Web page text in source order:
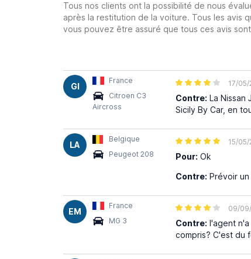
Tous nos clients ont la possibilité de nous
après la restitution de la voiture. Tous les avis
vous pouvez être assuré que tous ces avis
GI
France
Citroen C3
Aircross
17/
Contre: La Nissan
Sicily By Car, en
LA
Belgique
Peugeot 208
15/
Pour: Ok
Contre: Prévoir
EM
France
MG 3
09/
Contre: l'agent
compris? C'est du